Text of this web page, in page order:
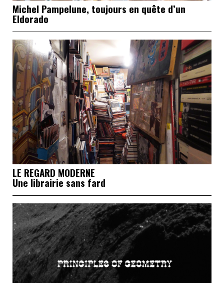
Michel Pampelune, toujours en quête d’un
Eldorado
LE REGARD MODERNE
Une librairie sans fard